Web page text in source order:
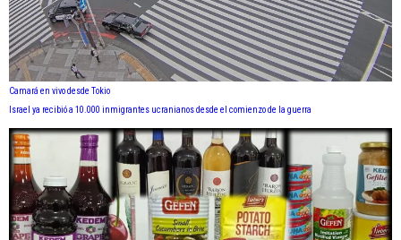
Camará en vivo desde Tokio
Israel ya recibió a 10.000 inmigrantes ucranianos desde el comienzo de la guerra